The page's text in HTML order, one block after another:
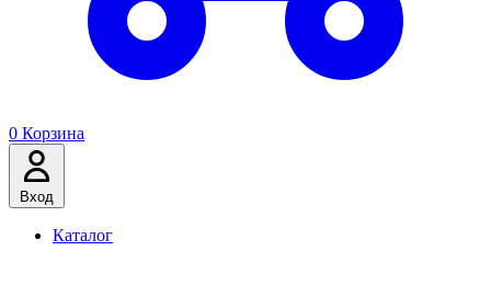
0 Корзина
Вход
Каталог